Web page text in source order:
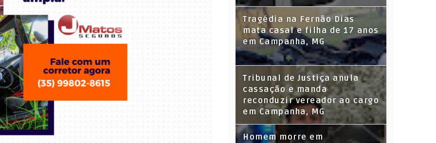
Tragédia na Fernão Dias
mata casal e filha de 17 anos
em Campanha, MG
Tribunal de Justiça anula
cassação e manda
reconduzir vereador ao cargo
em Campanha, MG
Homem morre em